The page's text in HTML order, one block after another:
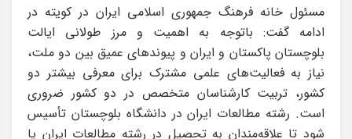
مسئول خانه فرهنگ جمهوری اسلامی ایران در کویته در
ادامه گفت: باتوجه به اهمیت و مرز طولانی ایالت
بلوچستان پاکستان و ایران و پیوندهای عمیق بین دو ملت،
نیاز به فعالیت‌های علمی مشترک برای معرفی بیشتر دو
کشور، تربیت کارشناسان متخصص در دو کشور ضروری
است. رشته مطالعات ایران در دانشگاه بلوچستان تأسیس
شود تا علاقه‌مندان به تحصیل در رشته مطالعات ایران یا